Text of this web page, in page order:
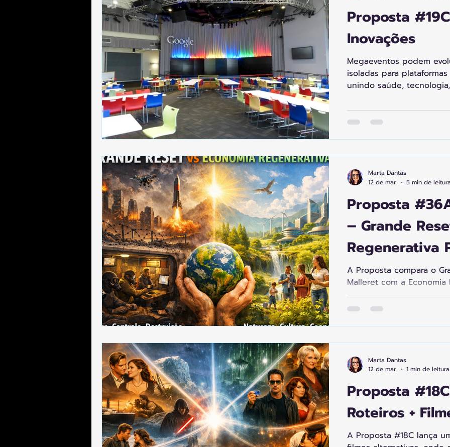
Proposta
Inovações
Megaeventos podem
isoladas para
unindo saúde,
Com planejamento
escala global, criam
fortalecem cooperativas
culturais, consolidando
sociais.
Proposta
– Grande
Regenerativa
A Proposta compara o
Malleret com a Economia
Ambos diagnosticam
nos caminhos: o Reset
transição evolutiva por
educação, trabalho,
tecnologia e ambiente.
prosperidade inclusiva,
Marta Dantas
12 de mar.
5 min de
Proposta
Roteiros +
A Proposta #18C lança
Marta Dantas
12 de mar.
1 min de leitura